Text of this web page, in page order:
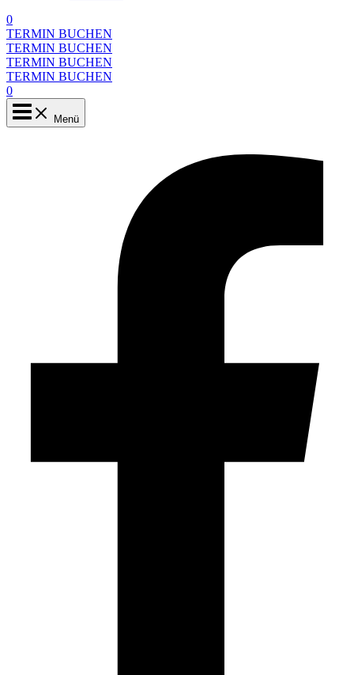
0
TERMIN BUCHEN
TERMIN BUCHEN
TERMIN BUCHEN
TERMIN BUCHEN
0
Menü